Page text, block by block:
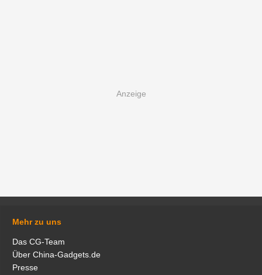
Mehr zu uns
Das CG-Team
Über China-Gadgets.de
Presse